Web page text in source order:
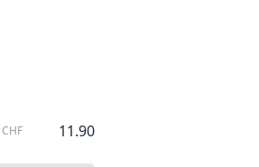
CHF 11.90